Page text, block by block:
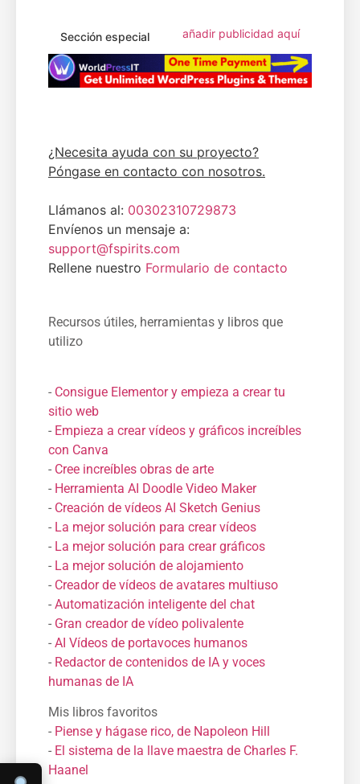
Sección especial añadir publicidad aquí
¿Necesita ayuda con su proyecto?
Póngase en contacto con nosotros.
Llámanos al: 00302310729873
Envíenos un mensaje a:
support@fspirits.com
Rellene nuestro Formulario de contacto
Recursos útiles, herramientas y libros que
utilizo
- Consigue Elementor y empieza a crear tu
sitio web
- Empieza a crear vídeos y gráficos increíbles
con Canva
- Cree increíbles obras de arte
- Herramienta AI Doodle Video Maker
- Creación de vídeos AI Sketch Genius
- La mejor solución para crear vídeos
- La mejor solución para crear gráficos
- La mejor solución de alojamiento
- Creador de vídeos de avatares multiuso
- Automatización inteligente del chat
- Gran creador de vídeo polivalente
- AI Vídeos de portavoces humanos
- Redactor de contenidos de IA y voces
humanas de IA
Mis libros favoritos
- Piense y hágase rico, de Napoleon Hill
- El sistema de la llave maestra de Charles F.
Haanel